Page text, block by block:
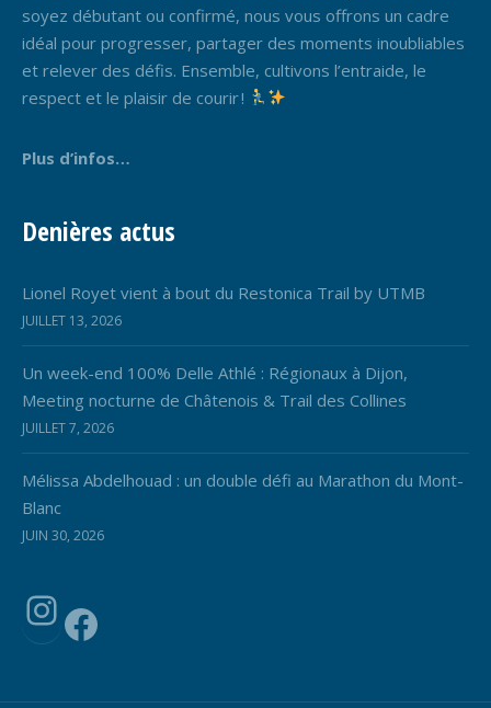
soyez débutant ou confirmé, nous vous offrons un cadre
idéal pour progresser, partager des moments inoubliables
et relever des défis. Ensemble, cultivons l’entraide, le
respect et le plaisir de courir !
Plus d’infos…
Denières actus
Lionel Royet vient à bout du Restonica Trail by UTMB
JUILLET 13, 2026
Un week-end 100% Delle Athlé : Régionaux à Dijon,
Meeting nocturne de Châtenois & Trail des Collines
JUILLET 7, 2026
Mélissa Abdelhouad : un double défi au Marathon du Mont-
Blanc
JUIN 30, 2026
Instagram
Facebook